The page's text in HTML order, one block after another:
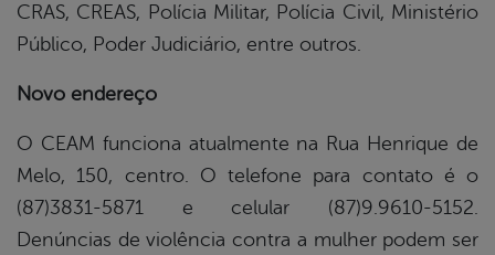
CRAS, CREAS, Polícia Militar, Polícia Civil, Ministério
Público, Poder Judiciário, entre outros.
Novo endereço
O CEAM funciona atualmente na Rua Henrique de
Melo, 150, centro. O telefone para contato é o
(87)3831-5871 e celular (87)9.9610-5152.
Denúncias de violência contra a mulher podem ser